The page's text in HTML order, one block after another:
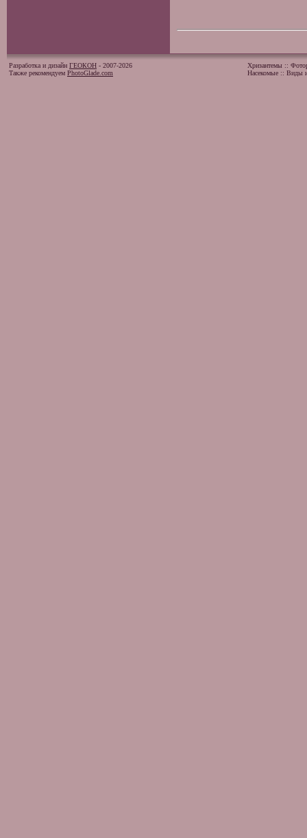
Разработка и дизайн ГЕОКОН - 2007-2026
Также рекомендуем PhotoGlade.com
Хризантемы ::
Насекомые :: Виды